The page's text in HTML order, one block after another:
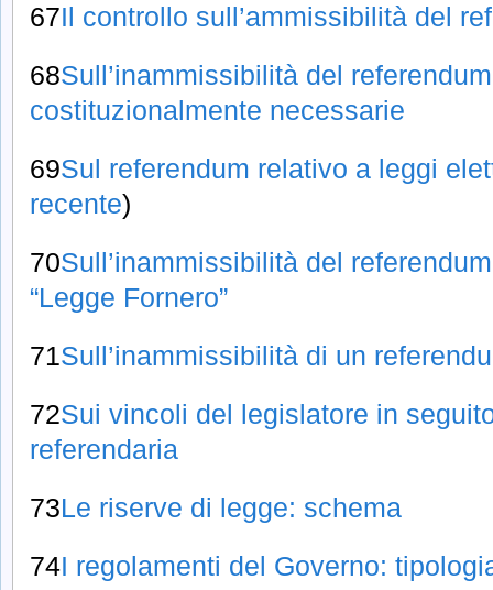
67Il controllo sull’ammissibilità del
68Sull’inammissibilità del
costituzionalmente necessarie
69Sul referendum relativo a leggi
recente)
70Sull’inammissibilità del
“Legge Fornero”
71Sull’inammissibilità di un
72Sui vincoli del legislatore in
referendaria
73Le riserve di legge: schema
74I regolamenti del Governo: